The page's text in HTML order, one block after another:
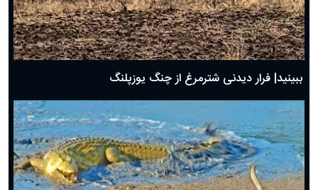
ببینید| فرار دیدنی شترمرغ از چنگ یوزپلنگ